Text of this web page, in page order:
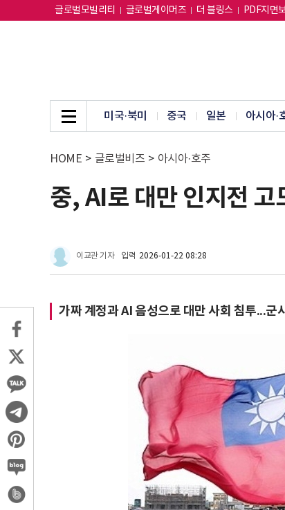
글로벌모빌리티 글로벌게이머즈 더 블링스 PDF지면
미국·북미 중국 일본 아시아·
HOME > 글로벌비즈 > 아시아·호주
중, AI로 대만 인지전
이교관 기자 입력 2026-01-22 08:28
가짜 계정과 AI 음성으로 대만 사회 침투...군